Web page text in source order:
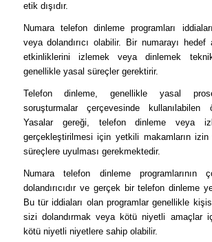
etik dışıdır.
Numara telefon dinleme programları
veya dolandırıcı olabilir. Bir numarayı
etkinliklerini izlemek veya dinlemek
genellikle yasal süreçler gerektirir.
Telefon dinleme, genellikle yasal
soruşturmalar çerçevesinde
Yasalar gereği, telefon dinleme veya
gerçekleştirilmesi için yetkili makamların
süreçlere uyulması gerekmektedir.
Numara telefon dinleme programlarının
dolandırıcıdır ve gerçek bir telefon dinleme
Bu tür iddiaları olan programlar genellikle
sizi dolandırmak veya kötü niyetli amaçlar
kötü niyetli niyetlere sahip olabilir.